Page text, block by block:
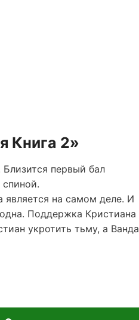
Книга 2»
первый бал
на самом деле. И
Поддержка Кристиана
укротить тьму, а Ванда